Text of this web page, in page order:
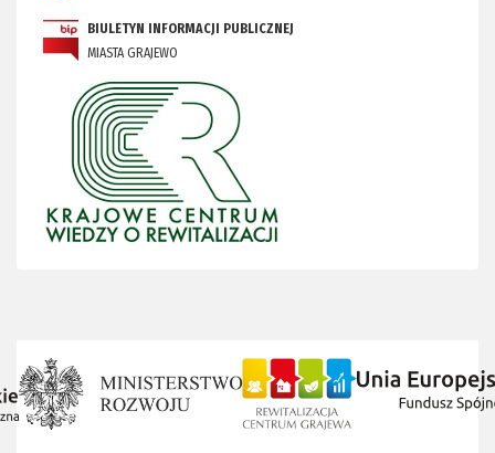
BIULETYN INFORMACJI PUBLICZNEJ
MIASTA GRAJEWO